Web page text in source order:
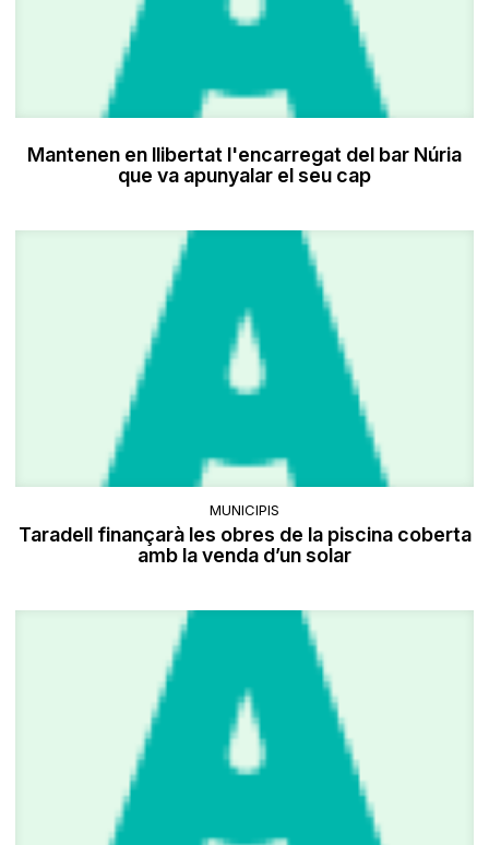
Mantenen en llibertat l'encarregat del bar Núria
que va apunyalar el seu cap
MUNICIPIS
Taradell finançarà les obres de la piscina coberta
amb la venda d’un solar